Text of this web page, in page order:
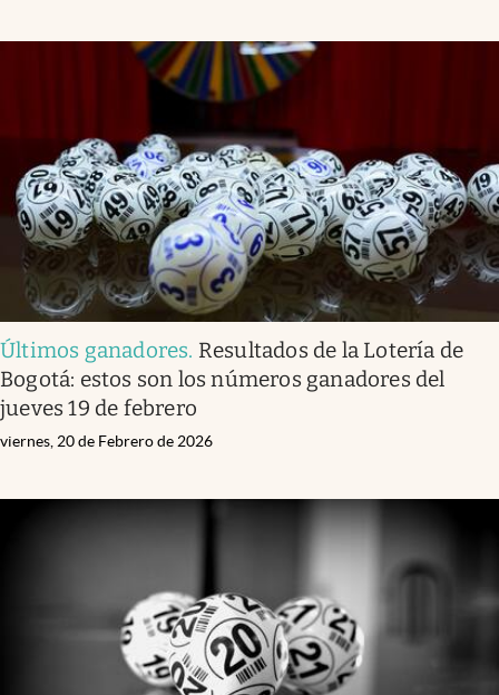
Últimos ganadores. Resultados de la Lotería de
Bogotá: estos son los números ganadores del
jueves 19 de febrero
viernes, 20 de Febrero de 2026